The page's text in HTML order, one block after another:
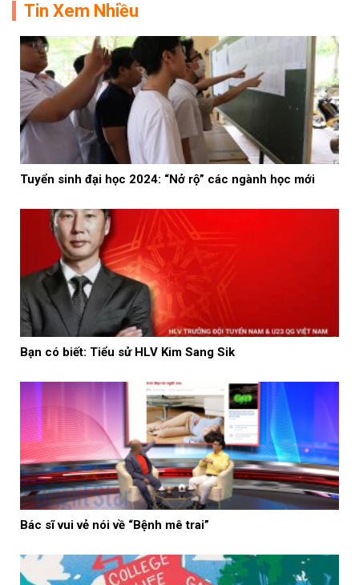
Tin Xem Nhiều
Tuyển sinh đại học 2024: “Nở rộ” các ngành học mới
Bạn có biết: Tiểu sử HLV Kim Sang Sik
Bác sĩ vui vẻ nói về “Bệnh mê trai”